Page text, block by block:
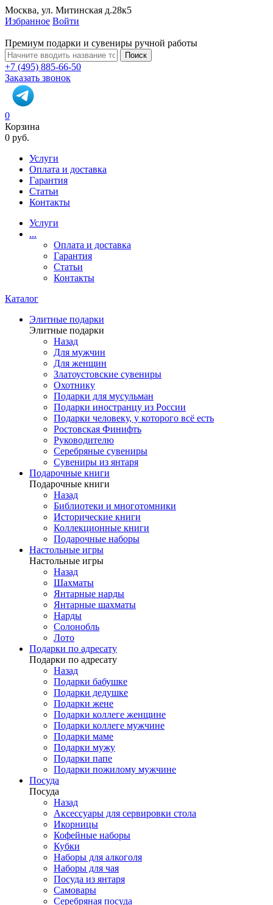
Москва, ул. Митинская д.28к5
Избранное Войти
Премиум подарки и сувениры ручной работы
Поиск
+7 (495) 885-66-50
Заказать звонок
0
Корзина
0 руб.
Услуги
Оплата и доставка
Гарантия
Статьи
Контакты
Услуги
...
Оплата и доставка
Гарантия
Статьи
Контакты
Каталог
Элитные подарки
Элитные подарки
Назад
Для мужчин
Для женщин
Златоустовские сувениры
Охотнику
Подарки для мусульман
Подарки иностранцу из России
Подарки человеку, у которого всё есть
Ростовская Финифть
Руководителю
Серебряные сувениры
Сувениры из янтаря
Подарочные книги
Подарочные книги
Назад
Библиотеки и многотомники
Исторические книги
Коллекционные книги
Подарочные наборы
Настольные игры
Настольные игры
Назад
Шахматы
Янтарные нарды
Янтарные шахматы
Нарды
Солонобль
Лото
Подарки по адресату
Подарки по адресату
Назад
Подарки бабушке
Подарки дедушке
Подарки жене
Подарки коллеге женщине
Подарки коллеге мужчине
Подарки маме
Подарки мужу
Подарки папе
Подарки пожилому мужчине
Посуда
Посуда
Назад
Аксессуары для сервировки стола
Икорницы
Кофейные наборы
Кубки
Наборы для алкоголя
Наборы для чая
Посуда из янтаря
Самовары
Серебряная посуда